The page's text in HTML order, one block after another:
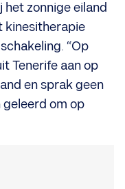
het zonnige eiland
kinesitherapie
“Op
Tenerife aan op
en sprak geen
om op